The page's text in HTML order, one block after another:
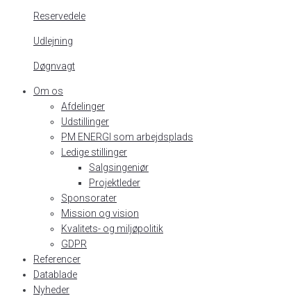
Reservedele
Udlejning
Døgnvagt
Om os
Afdelinger
Udstillinger
PM ENERGI som arbejdsplads
Ledige stillinger
Salgsingeniør
Projektleder
Sponsorater
Mission og vision
Kvalitets- og miljøpolitik
GDPR
Referencer
Datablade
Nyheder